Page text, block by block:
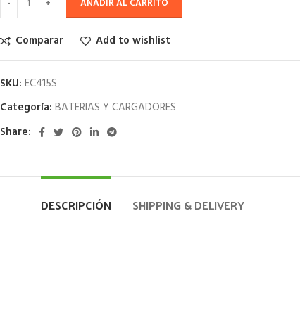
AÑADIR AL CARRITO
Comparar Add to wishlist
SKU:EC415S
Categoría: BATERIAS Y CARGADORES
Share:
DESCRIPCIÓN SHIPPING & DELIVERY